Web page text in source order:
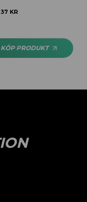
KR
KÖP PRODUKT